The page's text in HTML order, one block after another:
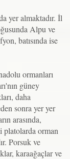
yer almaktadır. İl
Alpu ve
batısında ise
ormanları
güney
daha
sonra yer yer
arasında,
platolarda orman
Porsuk ve
karaağaçlar ve